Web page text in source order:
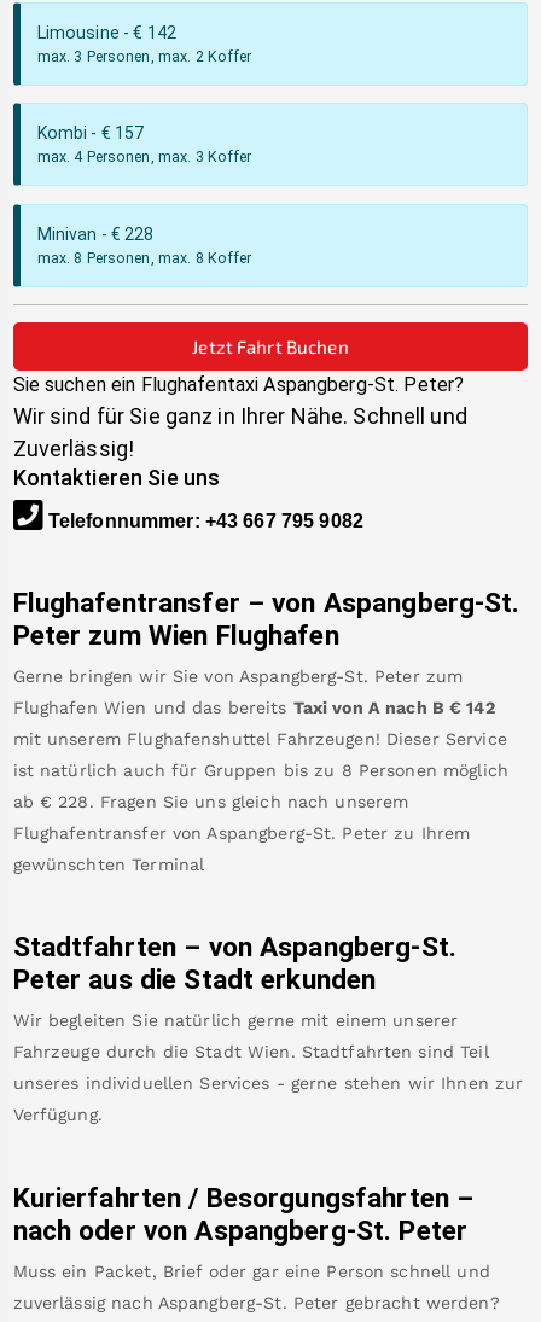
Limousine - € 142
max. 3 Personen, max. 2 Koffer
Kombi - € 157
max. 4 Personen, max. 3 Koffer
Minivan - € 228
max. 8 Personen, max. 8 Koffer
Jetzt Fahrt Buchen
Sie suchen ein Flughafentaxi Aspangberg-St. Peter?
Wir sind für Sie ganz in Ihrer Nähe. Schnell und
Zuverlässig!
Kontaktieren Sie uns
Telefonnummer: +43 667 795 9082
Flughafentransfer – von Aspangberg-St.
Peter zum Wien Flughafen
Gerne bringen wir Sie von Aspangberg-St. Peter zum
Flughafen Wien und das bereits Taxi von A nach B €142
mit unserem Flughafenshuttel Fahrzeugen! Dieser Service
ist natürlich auch für Gruppen bis zu 8 Personen möglich
ab € 228. Fragen Sie uns gleich nach unserem
Flughafentransfer von Aspangberg-St. Peter zu Ihrem
gewünschten Terminal
Stadtfahrten – von Aspangberg-St.
Peter aus die Stadt erkunden
Wir begleiten Sie natürlich gerne mit einem unserer
Fahrzeuge durch die Stadt Wien. Stadtfahrten sind Teil
unseres individuellen Services - gerne stehen wir Ihnen zur
Verfügung.
Kurierfahrten / Besorgungsfahrten –
nach oder von Aspangberg-St. Peter
Muss ein Packet, Brief oder gar eine Person schnell und
zuverlässig nach Aspangberg-St. Peter gebracht werden?